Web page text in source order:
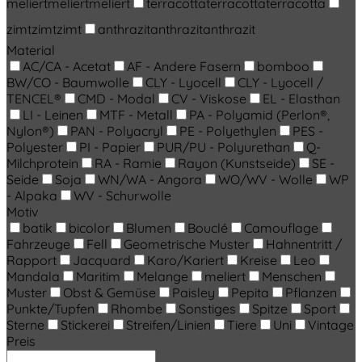
meliertmeliertmeliert terracottaterracottaterracotta
zimtzimtzimt anthrazitanthrazitanthrazit
Material
AC/CA - Acetat
AF - Andere Fasern
bomboo
BW/CO - Baumwolle
CLY - Lyocell
CLY - Lyocell /
TENCEL®
CMD - Modal CV - Viskose
EL - Elasthan
LI - Leinen
MTF - Metall
PA - Polyamid (Perlon®,
Nylon®)
PAN - Polyacryl PE - Polyethylen
PES -
Polyester
PI - Papier PUR/PU - Polyurethan
Q-
Milchprotein
RA - Ramie Rayon (Kunstseide)
SE -
Seide
Soja WN/WA - Angora WO/WV - Wolle
WP
- Alpaka
WV - Schurwolle
Motiv
batik
bicolor Blumen Bouclé
Camouflage
Fahrzeuge
Fell Geometrische Muster
Hahnentritt /
Rapport
Jacquard Karo/Kariert Kreise
Leo
Mandala
Maritim Melange meliert
Menschen
Muster
Obst & Gemüse Paisley Pepita
Pflanzen
Punkte/Tupfen
Rhombe Sonstiges Spitze
Sport
Sterne
Stickerei Streifen/Linien Tiere Uni
Vintage
Preis